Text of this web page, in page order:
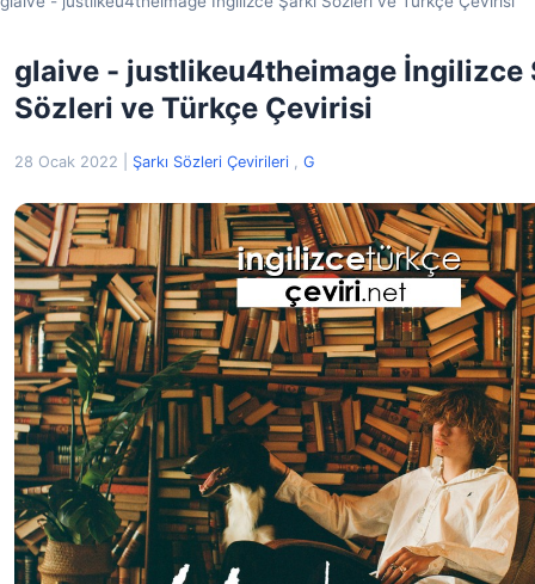
glaive - justlikeu4theimage İngilizce
Sözleri ve Türkçe Çevirisi
28 Ocak 2022 Şarkı Sözleri Çevirileri , G